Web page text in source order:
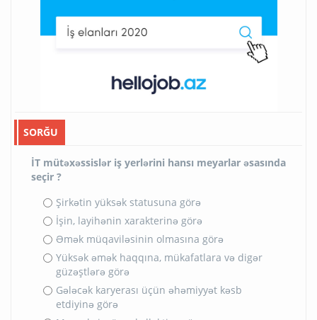
SORĞU
İT mütəxəssislər iş yerlərini hansı meyarlar əsasında
seçir ?
Şirkətin yüksək statusuna görə
İşin, layihənin xarakterinə görə
Əmək müqaviləsinin olmasına görə
Yüksək əmək haqqına, mükafatlara və digər
güzəştlərə görə
Gələcək karyerası üçün əhəmiyyət kəsb
etdiyinə görə